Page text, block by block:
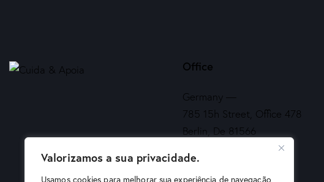
Valorizamos a sua privacidade.
Usamos cookies para melhorar sua experiência de navegação,
Office
Germany —
785 15h Street, Office 478
Berlin, De 81566
info@email.com